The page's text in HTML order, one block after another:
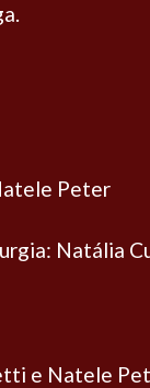
Peter
Natália
e Natele